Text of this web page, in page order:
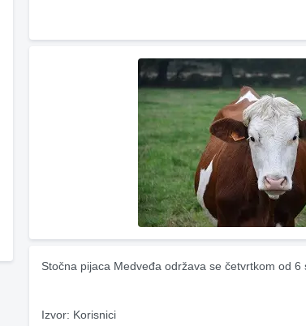
Stočna pijaca Medveđa održava se četvrtkom od 6
Izvor: Korisnici